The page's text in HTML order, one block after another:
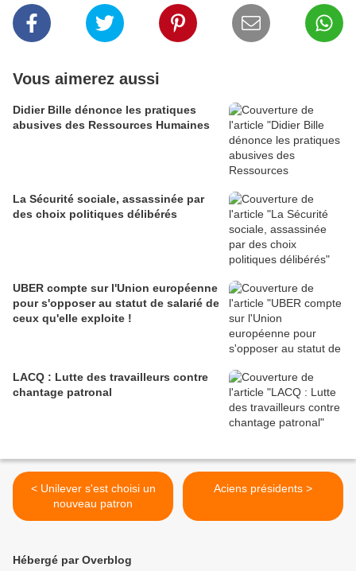
Vous aimerez aussi
Didier Bille dénonce les pratiques
abusives des Ressources Humaines
La Sécurité sociale, assassinée par
des choix politiques délibérés
UBER compte sur l'Union européenne
pour s'opposer au statut de salarié de
ceux qu'elle exploite !
LACQ : Lutte des travailleurs contre
chantage patronal
< Unilever s'est choisi un
nouveau patron
Aciens présidents >
Hébergé par Overblog